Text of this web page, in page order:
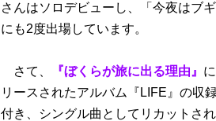
さんはソロデビューし、「今夜はブ
にも2度出場しています。
さて、 『ぼくらが旅に出る理由』
リースされたアルバム『LIFE』の収
付き、シングル曲としてリカットさ